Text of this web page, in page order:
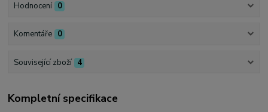
Hodnocení 0
Komentáře 0
Související zboží 4
Kompletní specifikace